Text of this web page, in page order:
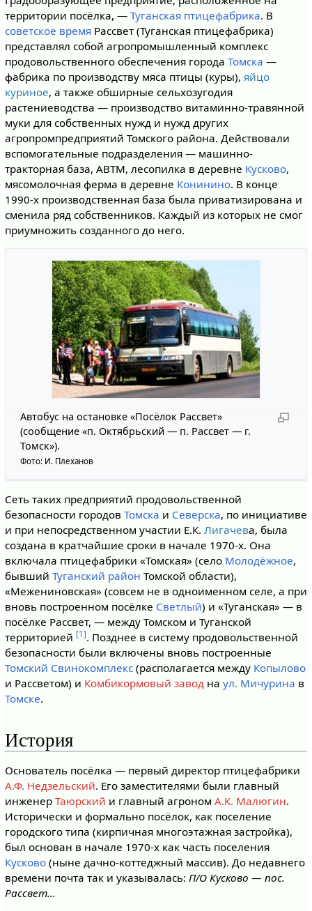
территории посёлка, — Туганская птицефабрика. В
советское времяРассвет (Туганская птицефабрика)
представлял собой агропромышленный комплекс
продовольственного обеспечения города Томска —
фабрика по производству мяса птицы (куры), яйцо
куриное, а также обширные сельхозугодия
растениеводства — производство витаминно-травянной
муки для собственных нужд и нужд других
агропромпредприятий Томского района. Действовали
вспомогательные подразделения — машинно-
тракторная база, АВТМ, лесопилка в деревне Кусково,
мясомолочная ферма в деревне Конинино. В конце
1990-х производственная база была приватизирована и
сменила ряд собственников. Каждый из которых не смог
приумножить созданного до него.
Автобус на остановке «Посёлок Рассвет»
(сообщение «п. Октябрьский — п. Рассвет — г.
Томск»).
Фото: И. Плеханов
Сеть таких предприятий продовольственной
безопасности городов Томска и Северска, по инициативе
и при непосредственном участии Е.К. Лигачева, была
создана в кратчайшие сроки в начале 1970-х. Она
включала птицефабрики «Томская» (село Молодёжное,
бывший Туганский район Томской области),
«Межениновская» (совсем не в одноименном селе, а при
вновь построенном посёлке Светлый) и «Туганская» — в
посёлке Рассвет, — между Томском и Туганской
территорией [1]. Позднее в систему продовольственной
безопасности были включены вновь построенные
Томский Свинокомплекс(располагается между Копылово
и Рассветом) и Комбикормовый завод на ул. Мичурина в
Томске.
История
Основатель посёлка — первый директор птицефабрики
А.Ф. Недзельский. Его заместителями были главный
инженер Таюрский и главный агроном А.К. Малюгин.
Исторически и формально посёлок, как поселение
городского типа (кирпичная многоэтажная застройка),
был основан в начале 1970-х как часть поселения
Кусково(ныне дачно-коттеджный массив). До недавнего
времени почта так и указывалась: П/О Кусково — пос.
Рассвет…